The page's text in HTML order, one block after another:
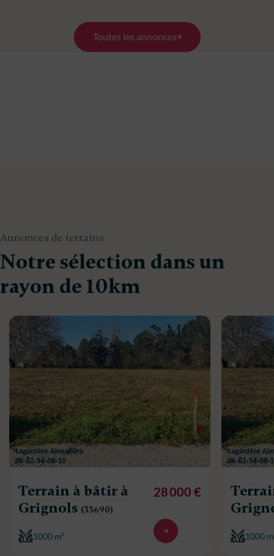
Toutes les annonces
Annonces de terrains
Notre sélection dans un
rayon de 10km
Terrain à bâtir à
Grignols (33690)
1000 m²
28 000 €
1000